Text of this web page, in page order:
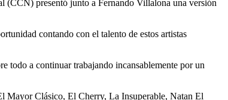
presentó junto a Fernando Villalona una versión
contando con el talento de estos artistas
todo a continuar trabajando incansablemente por un
Mayor Clásico, El Cherry, La Insuperable, Natan El